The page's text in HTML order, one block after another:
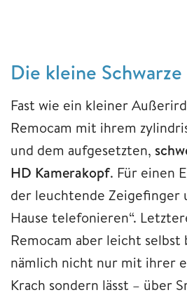
Die kleine
Fast wie ein kleiner
Remocam mit ihrem
und dem aufgesetzten,
HD Kamerakopf. Für einen
der leuchtende Zeigefinger
Hause telefonieren“.
Remocam aber leicht selbst
nämlich nicht nur mit ihrer
Krach sondern lässt – über